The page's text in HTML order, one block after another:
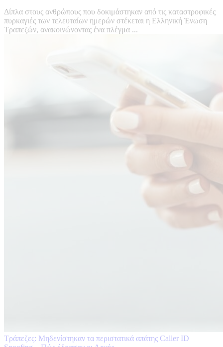
Δίπλα στους ανθρώπους που δοκιμάστηκαν από τις καταστροφικές
πυρκαγιές των τελευταίων ημερών στέκεται η Ελληνική Ένωση
Τραπεζών, ανακοινώνοντας ένα πλέγμα ...
Τράπεζες: Μηδενίστηκαν τα περιστατικά απάτης Caller ID